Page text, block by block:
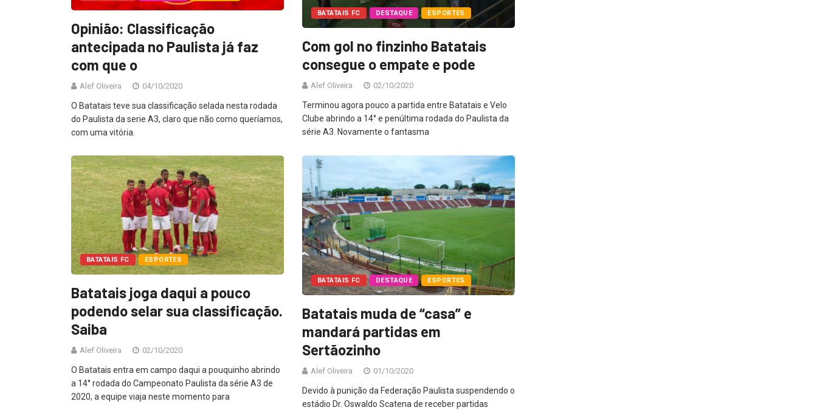
Opinião: Classificação
antecipada no Paulista já faz
com que o
Alef Oliveira 04/10/2020
O Batatais teve sua classificação selada nesta rodada
do Paulista da serie A3, claro que não como queríamos,
com uma vitória.
BATATAIS FC DESTAQUE ESPORTES
Com gol no finzinho Batatais
consegue o empate e pode
Alef Oliveira 02/10/2020
Terminou agora pouco a partida entre Batatais e Velo
Clube abrindo a 14° e penúltima rodada do Paulista da
série A3. Novamente o fantasma
BATATAIS FC ESPORTES
Batatais joga daqui a pouco
podendo selar sua classificação.
Saiba
Alef Oliveira 02/10/2020
O Batatais entra em campo daqui a pouquinho abrindo
a 14° rodada do Campeonato Paulista da série A3 de
2020, a equipe viaja neste momento para
BATATAIS FC DESTAQUE ESPORTES
Batatais muda de “casa” e
mandará partidas em
Sertãozinho
Alef Oliveira 01/10/2020
Devido à punição da Federação Paulista suspendendo o
estádio Dr. Oswaldo Scatena de receber partidas